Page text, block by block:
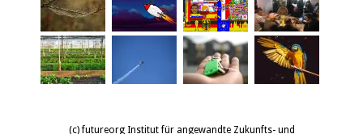
(c) futureorg Institut für angewandte Zukunfts- und